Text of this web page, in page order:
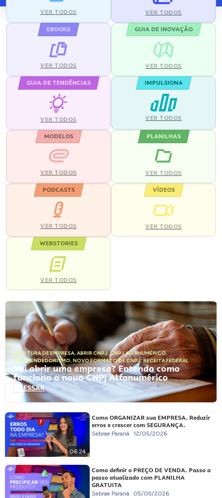
VER TODOS VER TODOS
EBOOKS
VER TODOS
GUIA DE INOVAÇÃO
VER TODOS
GUIA DE TENDÊNCIAS
VER TODOS
IMPULSIONA
VER TODOS
MODELOS
VER TODOS
PLANILHAS
VER TODOS
PODCASTS
VER TODOS
VÍDEOS
VER TODOS
WEBSTORIES
VER TODOS
ABERTURA DE EMPRESA, ABRIR CNPJ,CNPJ ALFANUMÉRICO,
EMPREENDEDORISMO, NOVO FORMATO DE CNPJ,RECEITA FEDERAL
Vai abrir uma empresa? Entenda como
funciona o novo CNPJ Alfanumérico
ACESSAR
06:24
Como ORGANIZAR sua EMPRESA. Reduzir
erros e crescer com SEGURANÇA.
Sebrae Paraná 12/05/2026
Como definir o PREÇO DE VENDA. Passo a
passo atualizado com PLANILHA
GRATUITA
Sebrae Paraná 05/05/2026